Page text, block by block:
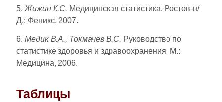
5.Жижин К.С. Медицинская статистика. Ростов-н/
Д.: Феникс, 2007.
6.Медик В.А., Токмачев В.С. Руководство по
статистике здоровья и здравоохранения. М.:
Медицина, 2006.
Таблицы